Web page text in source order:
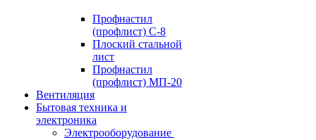
Профнастил
(профлист) С-8
Плоский стальной
лист
Профнастил
(профлист) МП-20
Вентиляция
Бытовая техника и
электроника
Электрооборудование